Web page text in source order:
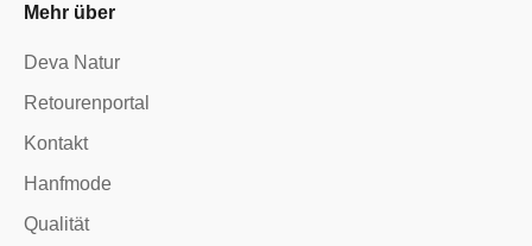
Mehr über
Deva Natur
Retourenportal
Kontakt
Hanfmode
Qualität